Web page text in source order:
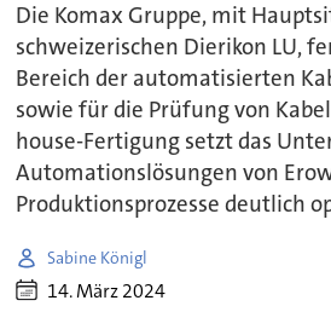
Die Komax Gruppe, mit
schweizerischen Dierikon LU,
Bereich der automatisierten
sowie für die Prüfung von
house-Fertigung setzt das
Automationslösungen von
Produktionsprozesse deutlich
Sabine Königl
14. März 2024